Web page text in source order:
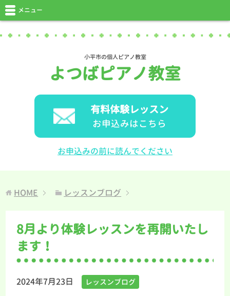
小平市の個人ピアノ教室
よつばピアノ教室
有料体験レッスン
お申込みはこちら
お申込みの前に読んでください
メニュー
HOME レッスンブログ
8月より体験レッスンを再開いたし
ます！
2024年7月23日 レッスンブログ